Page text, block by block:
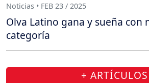
Noticias • FEB 23 / 2025
Olva Latino gana y sueña con
categoría
+ ARTÍCULOS